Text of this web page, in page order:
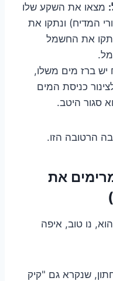
מצאו את השקע שלו
המדיח) ונתקו את
את החשמל
יש ברז מים משלו,
כניסת המים
סגור היטב.
הרטובה הזו.
את
נו טוב, איפה
שנקרא גם "קיק